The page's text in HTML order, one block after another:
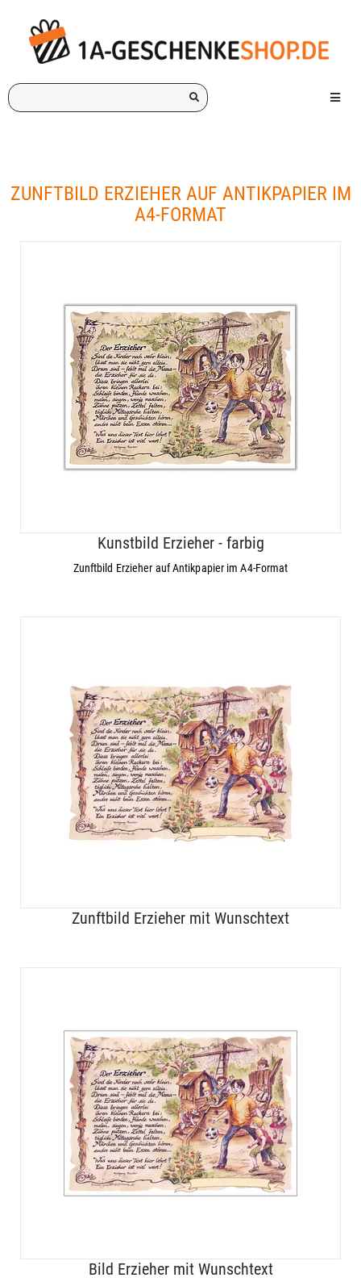
Ich
suche
Menü
ZUNFTBILD ERZIEHER AUF ANTIKPAPIER IM
A4-FORMAT
Kunstbild Erzieher - farbig
Zunftbild Erzieher auf Antikpapier im A4-Format
Zunftbild Erzieher mit Wunschtext
Bild Erzieher mit Wunschtext